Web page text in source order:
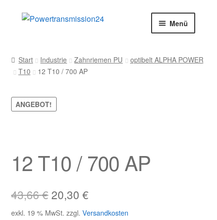
Zur
Zum
Menü
AGB
Blog
Kasse
Kontakt
Start Industrie Zahnriemen PU
optibelt ALPHA POWER
T10
12 T10 / 700 AP
ANGEBOT!
12 T10 / 700 AP
43,66€ Ursprünglicher
Preis
20,30 €Aktueller
Preis
exkl. 19 % MwSt. zzgl. Versandkosten